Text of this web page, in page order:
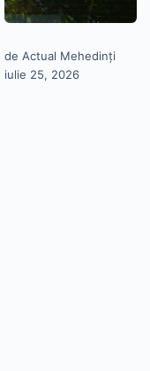
de Actual Mehedinți
iulie 25, 2026